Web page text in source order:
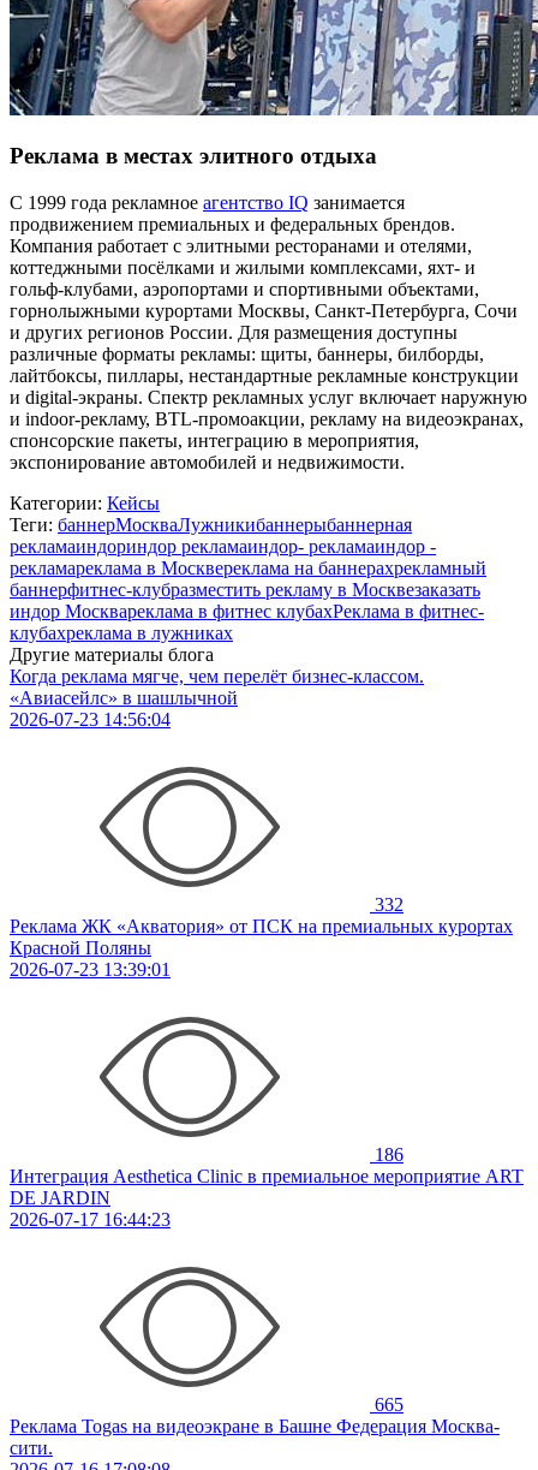
Реклама в местах элитного отдыха
С 1999 года рекламное агентство IQ занимается
продвижением премиальных и федеральных брендов.
Компания работает с элитными ресторанами и отелями,
коттеджными посёлками и жилыми комплексами, яхт- и
гольф-клубами, аэропортами и спортивными объектами,
горнолыжными курортами Москвы, Санкт-Петербурга, Сочи
и других регионов России. Для размещения доступны
различные форматы рекламы: щиты, баннеры, билборды,
лайтбоксы, пиллары, нестандартные рекламные конструкции
и digital-экраны. Спектр рекламных услуг включает наружную
и indoor-рекламу, BTL-промоакции, рекламу на видеоэкранах,
спонсорские пакеты, интеграцию в мероприятия,
экспонирование автомобилей и недвижимости.
Категории: Кейсы
Теги: баннерМоскваЛужникибаннерыбаннерная
рекламаиндориндор рекламаиндор- рекламаиндор -
рекламареклама в Москвереклама на баннерахрекламный
баннерфитнес-клубразместить рекламу в Москвезаказать
индор Москвареклама в фитнес клубахРеклама в фитнес-
клубахреклама в лужниках
Другие материалы блога
Когда реклама мягче, чем перелёт бизнес-классом.
«Авиасейлс» в шашлычной
2026-07-23 14:56:04
332
Реклама ЖК «Акватория» от ПСК на премиальных курортах
Красной Поляны
2026-07-23 13:39:01
186
Интеграция Aesthetica Clinic в премиальное мероприятие ART
DE JARDIN
2026-07-17 16:44:23
665
Реклама Togas на видеоэкране в Башне Федерация Москва-
сити.